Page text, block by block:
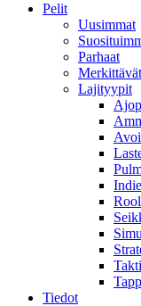
Pelit
Uusimmat
Parhaat
Lajityypit
Tiedot